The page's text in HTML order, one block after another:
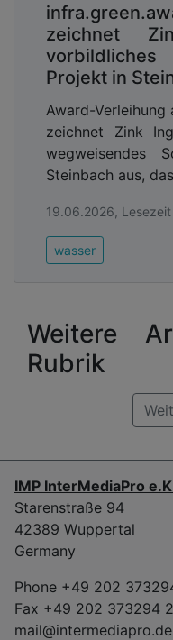
zeichnet
Projekt in
Award-Verleihung
zeichnet Zink
wegweisendes
Steinbach aus,
19.06.2026,
wasser
Weitere
Rubrik
IMP InterMediaPro
Starenstraße 94
42389 Wuppertal
Germany
Phone +49 202
Fax +49 202 373294
mail@intermediapro.de